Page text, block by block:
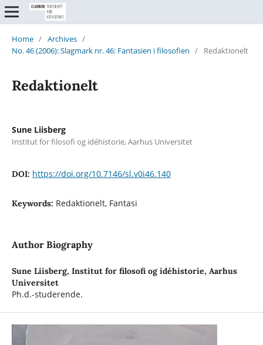
Home / Archives /
No. 46 (2006): Slagmark nr. 46: Fantasien i filosofien / Redaktionelt
Redaktionelt
Sune Liisberg
Institut for filosofi og idéhistorie, Aarhus Universitet
DOI: https://doi.org/10.7146/sl.v0i46.140
Keywords: Redaktionelt, Fantasi
Author Biography
Sune Liisberg, Institut for filosofi og idéhistorie, Aarhus
Universitet
Ph.d.-studerende.